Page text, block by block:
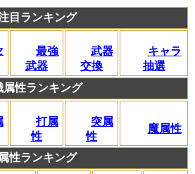
目ランキング
最強
武器
武器
交換
キャラ
抽選
属性ランキング
打属
性
突属
性
魔属性
属性ランキング